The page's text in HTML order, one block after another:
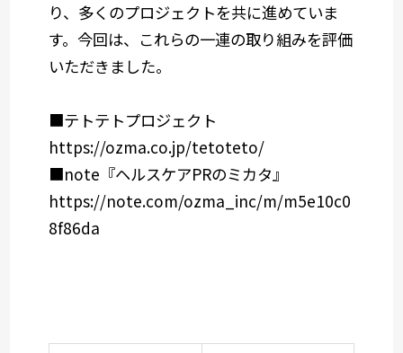
り、多くのプロジェクトを共に進めていま
す。今回は、これらの一連の取り組みを評価
いただきました。
■テトテトプロジェクト
https://ozma.co.jp/tetoteto/
■note『ヘルスケアPRのミカタ』
https://note.com/ozma_inc/m/m5e10c0
8f86da